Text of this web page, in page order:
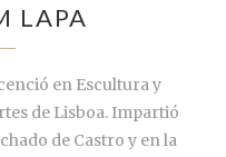
LAPA
en Escultura y
de Lisboa. Impartió
de Castro y en la